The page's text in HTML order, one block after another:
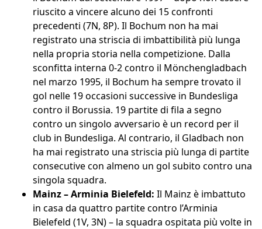
riuscito a vincere alcuno dei 15 confronti
precedenti (7N, 8P). Il Bochum non ha mai
registrato una striscia di imbattibilità più lunga
nella propria storia nella competizione. Dalla
sconfitta interna 0-2 contro il Mönchengladbach
nel marzo 1995, il Bochum ha sempre trovato il
gol nelle 19 occasioni successive in Bundesliga
contro il Borussia. 19 partite di fila a segno
contro un singolo avversario è un record per il
club in Bundesliga. Al contrario, il Gladbach non
ha mai registrato una striscia più lunga di partite
consecutive con almeno un gol subito contro una
singola squadra.
Mainz – Arminia Bielefeld: Il Mainz è imbattuto
in casa da quattro partite contro l’Arminia
Bielefeld (1V, 3N) – la squadra ospitata più volte in